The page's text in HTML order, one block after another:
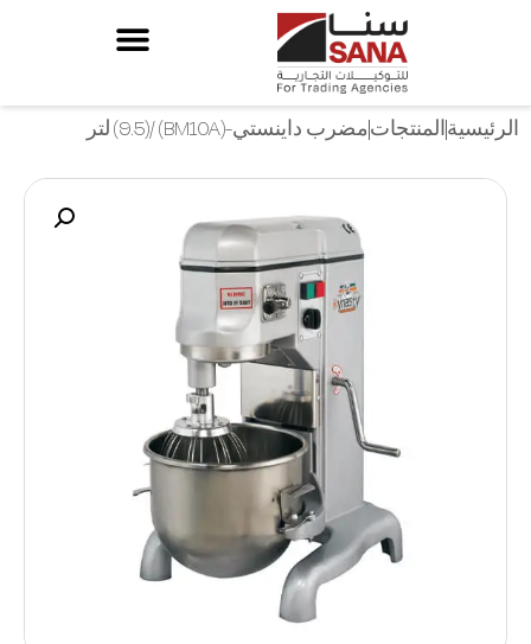
الرئيسيةالمنتجاتمضرب داينستي-(BM10A) /(9.5) لتر